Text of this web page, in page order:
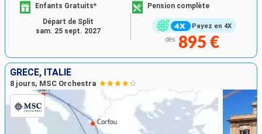
Payez en 4X
Enfants Gratuits*
Pension complète
dès 895 €
Départ de Split
sam. 25 sept. 2027
GRÈCE, ITALIE
8 jours, MSC Orchestra